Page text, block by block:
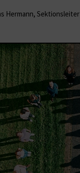
Hermann, Sektionsleiter